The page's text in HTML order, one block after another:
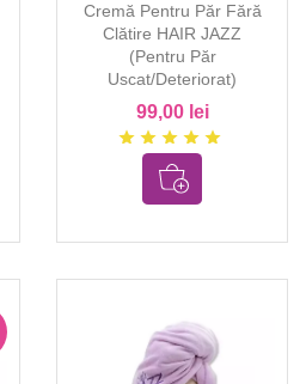
Cremă Pentru Păr Fără
Clătire HAIR JAZZ
(pentru Păr
Uscat/deteriorat)
99,00 lei
star star star star star